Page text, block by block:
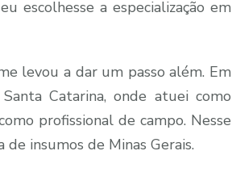
escolhesse a especialização em
levou a dar um passo além. Em
Catarina, onde atuei como
profissional de campo. Nesse
insumos de Minas Gerais.